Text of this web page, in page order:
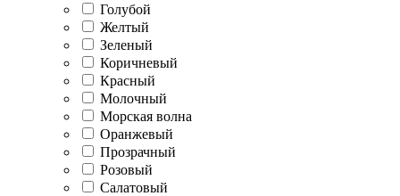
Голубой
Желтый
Зеленый
Коричневый
Красный
Молочный
Морская волна
Оранжевый
Прозрачный
Розовый
Салатовый